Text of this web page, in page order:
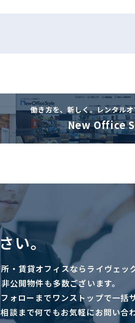
働き方を、新しく。レンタル
New Office
い。
・賃貸オフィスならライヴェッ
公開物件も多数ございます。
ォローまでワンストップで一括
談まで何でもお気軽にお問い合